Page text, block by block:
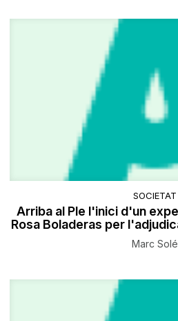
SOCIETAT
Arriba al Ple l'inici d'un
Rosa Boladeras per
Marc Solé